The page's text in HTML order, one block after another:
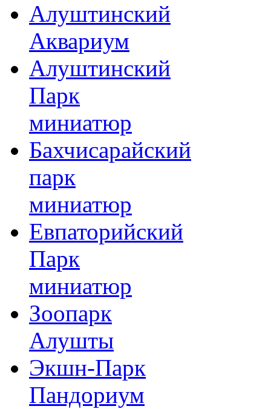
Алуштинский
Аквариум
Алуштинский
Парк
миниатюр
Бахчисарайский
парк
миниатюр
Евпаторийский
Парк
миниатюр
Зоопарк
Алушты
Экшн-Парк
Пандориум